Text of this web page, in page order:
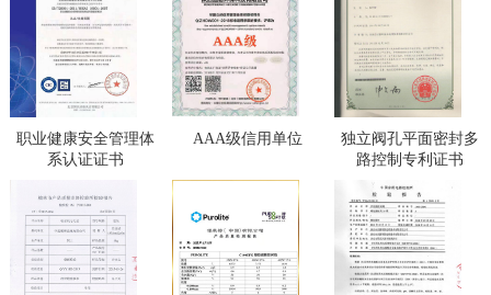
职业健康安全管理体
系认证证书
AAA级信用单位
独立阀孔平面密封多
路控制专利证书